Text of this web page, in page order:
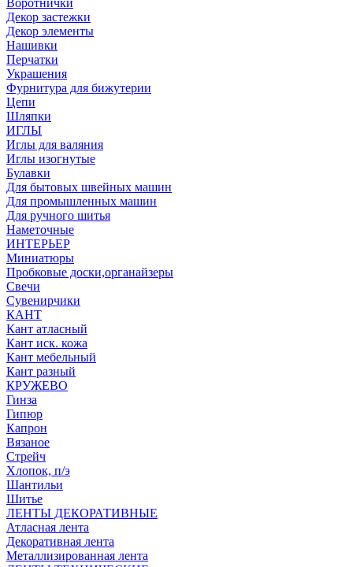
Воротнички
Декор застежки
Декор элементы
Нашивки
Перчатки
Украшения
Фурнитура для бижутерии
Цепи
Шляпки
ИГЛЫ
Иглы для валяния
Иглы изогнутые
Булавки
Для бытовых швейных машин
Для промышленных машин
Для ручного шитья
Наметочные
ИНТЕРЬЕР
Миниатюры
Пробковые доски,органайзеры
Свечи
Сувенирчики
КАНТ
Кант атласный
Кант иск. кожа
Кант мебельный
Кант разный
КРУЖЕВО
Гинза
Гипюр
Капрон
Вязаное
Стрейч
Хлопок, п/э
Шантильи
Шитье
ЛЕНТЫ ДЕКОРАТИВНЫЕ
Атласная лента
Декоративная лента
Металлизированная лента